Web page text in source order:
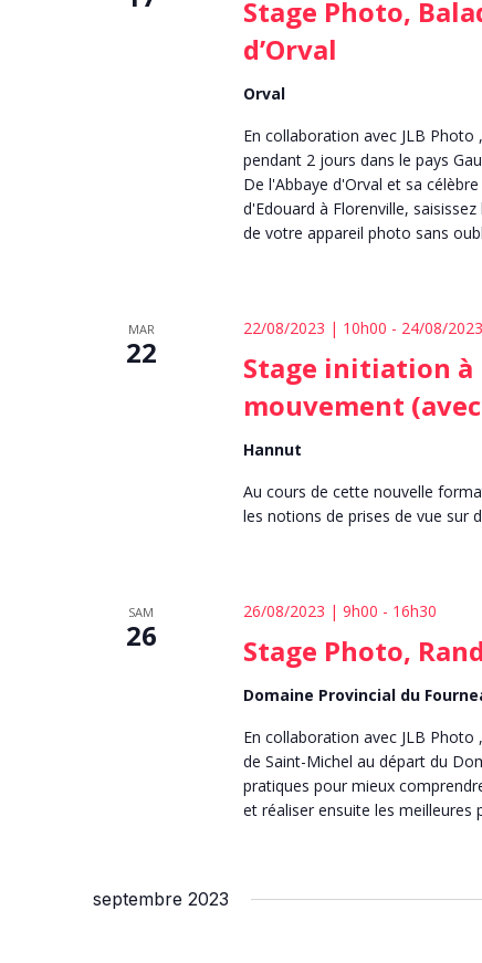
Stage Photo,
d’Orval
Orval
En collaboration avec JLB
pendant 2 jours dans le pays
De l'Abbaye d'Orval et sa
d'Edouard à Florenville,
de votre appareil photo sans
MAR
22
Stage initiation à
mouvement
22/08/2023 | 10h00 - 24/08/
Hannut
Au cours de cette nouvelle
les notions de prises de vue sur
SAM
26 Stage Photo,
26/08/2023 | 9h00 - 16h30
Domaine Provincial du
En collaboration avec JLB
de Saint-Michel au départ du
pratiques pour mieux
et réaliser ensuite les meilleures
septembre 2023